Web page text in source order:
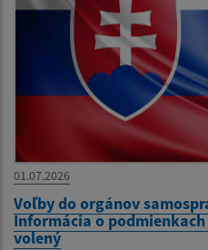
01.07.2026
Voľby do orgánov
Informácia o
volený